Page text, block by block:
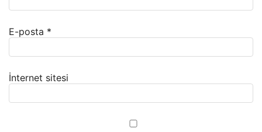
E-posta *
İnternet sitesi